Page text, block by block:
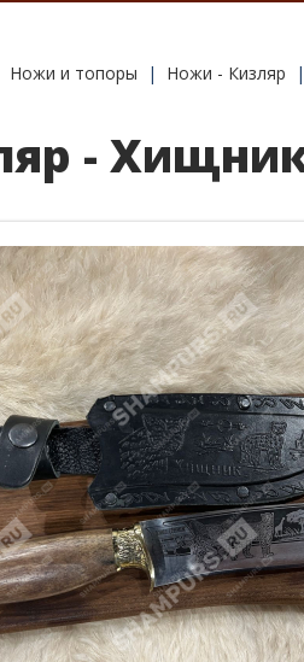
Ножи и топоры Ножи - Кизляр
-